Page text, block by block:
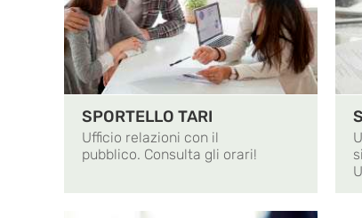
SPORTELLO TARI
Ufficio relazioni con il
pubblico. Consulta gli orari!